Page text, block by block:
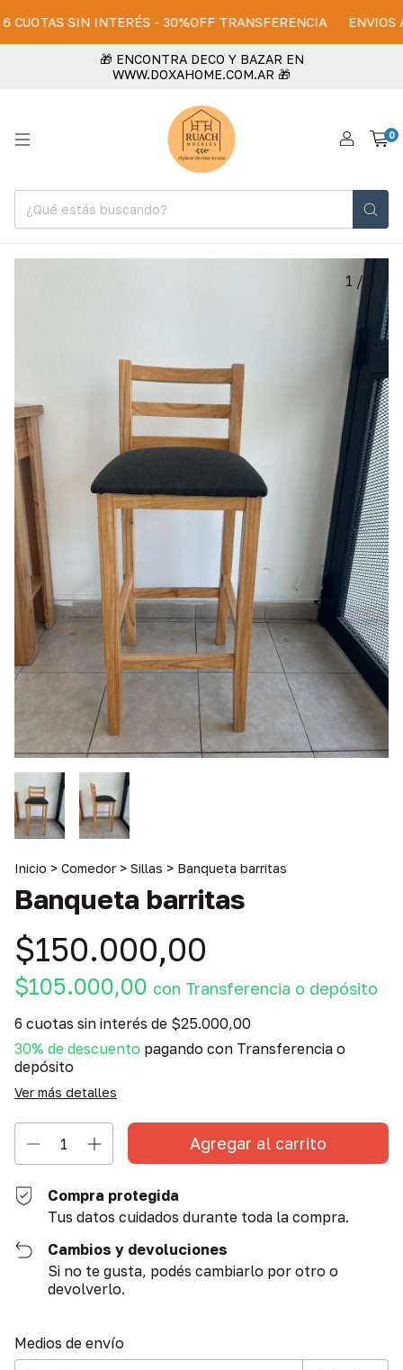
SIN INTERÉS - 30%OFF TRANSFERENCIA ENVIOS A
🎁 ENCONTRA DECO Y BAZAR EN
WWW.DOXAHOME.COM.AR 🎁
0
1 / 2
Inicio > Comedor > Sillas > Banqueta barritas
Banqueta barritas
$150.000,00
$105.000,00 con Transferencia o depósito
6 cuotas sin interés de $25.000,00
30% de descuento pagando con Transferencia o
depósito
Ver más detalles
Compra protegida
Tus datos cuidados durante toda la compra.
Cambios y devoluciones
Si no te gusta, podés cambiarlo por otro o
devolverlo.
Entregas para el CP:
Medios de envío